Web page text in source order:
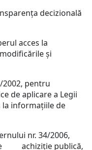
decizională
acces la
şi
pentru
de aplicare a Legii
la informaţiile de
nr. 34/2006,
achiziţie publică,